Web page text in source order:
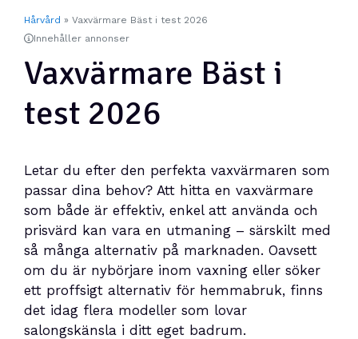
Hårvård » Vaxvärmare Bäst i test 2026
Innehåller annonser
Vaxvärmare Bäst i
test 2026
Letar du efter den perfekta vaxvärmaren som
passar dina behov? Att hitta en vaxvärmare
som både är effektiv, enkel att använda och
prisvärd kan vara en utmaning – särskilt med
så många alternativ på marknaden. Oavsett
om du är nybörjare inom vaxning eller söker
ett proffsigt alternativ för hemmabruk, finns
det idag flera modeller som lovar
salongskänsla i ditt eget badrum.